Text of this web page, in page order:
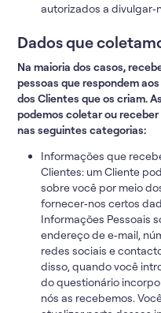
autorizados a
Dados que
Na maioria dos casos,
pessoas que respondem
dos Clientes que os criam.
podemos coletar ou
nas seguintes categorias:
Informações que
Clientes: um Cliente
sobre você por meio
fornecer‑nos certos
Informações Pessoais
endereço de e‑mail,
redes sociais e
disso, quando você
do questionário
nós as recebemos.